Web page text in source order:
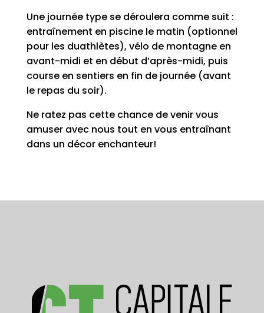
Une journée type se déroulera comme suit :
entraînement en piscine le matin (optionnel
pour les duathlètes), vélo de montagne en
avant-midi et en début d’après-midi, puis
course en sentiers en fin de journée (avant
le repas du soir).
Ne ratez pas cette chance de venir vous
amuser avec nous tout en vous entraînant
dans un décor enchanteur!